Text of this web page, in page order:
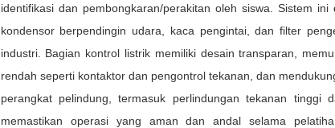
identifikasi dan pembongkaran/perakitan oleh siswa. Sistem
kondensor berpendingin udara, kaca pengintai, dan filter
industri. Bagian kontrol listrik memiliki desain transparan,
rendah seperti kontaktor dan pengontrol tekanan, dan
perangkat pelindung, termasuk perlindungan tekanan tinggi
memastikan operasi yang aman dan andal selama